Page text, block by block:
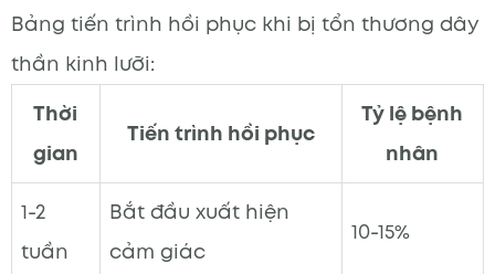
Bảng tiến trình hồi phục khi bị tổn thương dây
thần kinh lưỡi:
Thời
gian
Tiến trình hồi phục
Tỷ lệ bệnh
nhân
1-2
tuần
Bắt đầu xuất hiện
cảm giác
10-15%